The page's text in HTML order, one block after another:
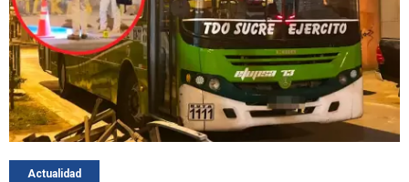
Actualidad